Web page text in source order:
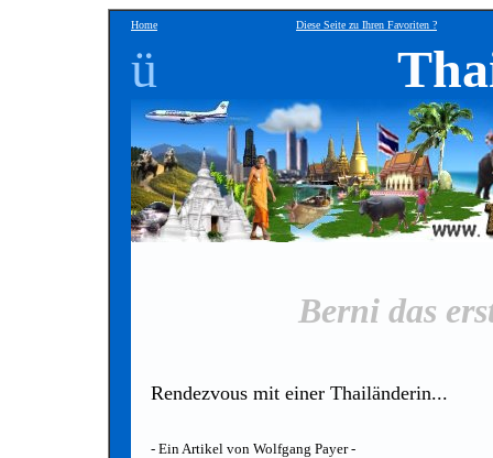
Home Diese Seite zu Ihren Favoriten ?
ü
Berni das
Rendezvous mit einer Thailänderin...
- Ein Artikel von Wolfgang Payer -